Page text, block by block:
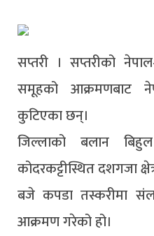
सप्तरी । सप्तरीको
समूहको आक्रमणबाट
कुटिएका छन्।
जिल्लाको बलान
कोदरकट्टीस्थित दशगजा
बजे कपडा तस्करीमा
आक्रमण गरेको हो।